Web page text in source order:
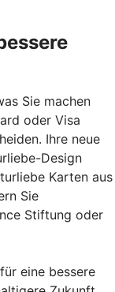
Sie machen
oder Visa
Ihre neue
Design
Karten aus
Sie
Stiftung oder
eine bessere